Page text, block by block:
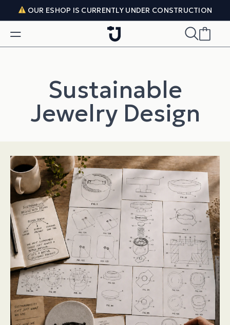
Skip to content
OUR ESHOP IS CURRENTLY UNDER CONSTRUCTION
Sustainable
Jewelry Design